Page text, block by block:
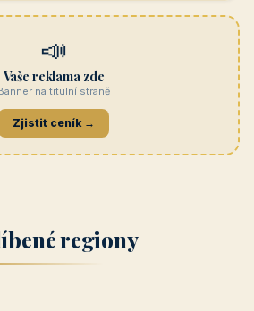
📣
Vaše reklama zde
na titulní straně
Zjistit ceník →
regiony
kraj)
Žilinský
Střední Čechy
(Středočeský